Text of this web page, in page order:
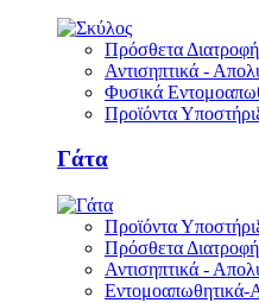
Πρόσθετα
Αντισηπτικά -
Φυσικά
Προϊόντα
Γάτα
Προϊόντα
Πρόσθετα
Αντισηπτικά -
Εντομοαπωθητικά-